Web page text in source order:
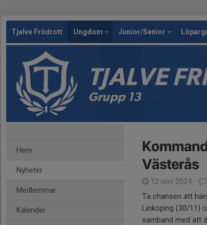
Tjalve Friidrott Ungdom Junior/Senior
TJALVE
Grupp 13
Hem
Nyheter
Medlemmar
Kalender
Västerås
12 nov 2024
Ta chansen att
Linköping (30/11)
samband med att